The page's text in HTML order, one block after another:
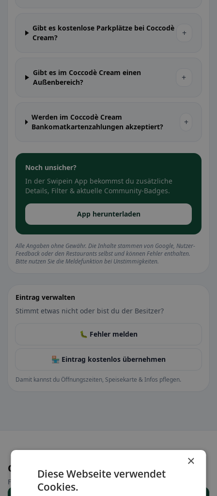
Gibt es kostenlose Parkplätze bei Coccodè
Cream?
+
Gibt es im Coccodè Cream einen
Außenbereich?
+
Werden im Coccodè Cream
Bankomatkartenzahlungen akzeptiert?
+
Noch unsicher?
In der Swipein App bekommst du zusätzliche
Details, Filter & aktuelle Community-Badges.
App herunterladen
Alle Angaben ohne Gewähr. Die Inhalte stammen von Google, Nutzer-
Feedback oder den Restaurants selbst und können Fehler enthalten.
Bitte nutzen Sie die Meldefunktion bei Unstimmigkeiten.
Eintrag verwalten
Stimmt etwas nicht oder bist du der Besitzer?
🐛 Fehler melden
🏪 Eintrag kostenlos übernehmen
Damit kannst du Öffnungszeiten, Speisekarte & Infos pflegen.
Orte in der Nähe
Finde den passenden Ort für deine Restaurantsuche.
×
Diese Webseite verwendet
Cookies.